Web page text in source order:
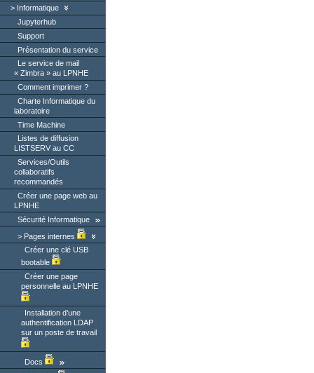
Informatique
Jupyterhub
Support
Présentation du service
Le service de mail
« Zimbra » au LPNHE
Comment imprimer ?
Charte Informatique du
laboratoire
Time Machine
Listes de diffusion
LISTSERV au CC
Services/Outils
collaboratifs
recommandés
Créer une page web au
LPNHE
Sécurité Informatique
Pages internes
Créer une clé USB
bootable
Créer une page
personnelle au LPNHE
Installation d’une
authentification LDAP
sur un poste de travail
Docs